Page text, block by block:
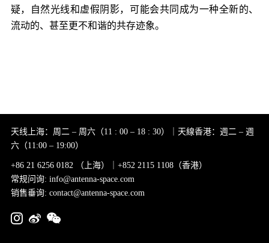
疑，自然光线和虚假阴影，可能会共同成为一种全新的、
流动的、甚至更不和谐的共存迹象。
天线上海：周二 – 周六（11 : 00 – 18 : 30）｜天線香港：週二 – 週
六（11:00 – 19:00）
+86 21 6256 0182 （上海）｜+852 2115 1108（香港）
常规问询: info@antenna-space.com
销售垂询: contact@antenna-space.com